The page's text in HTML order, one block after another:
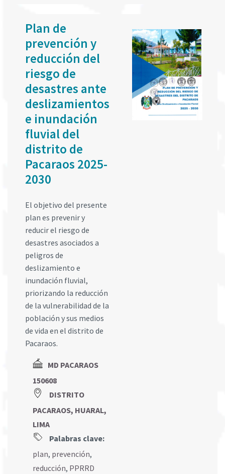
Plan de
prevención y
reducción del
riesgo de
desastres ante
deslizamientos
e inundación
fluvial del
distrito de
Pacaraos 2025-
2030
El objetivo del presente
plan es prevenir y
reducir el riesgo de
desastres asociados a
peligros de
deslizamiento e
inundación fluvial,
priorizando la reducción
de la vulnerabilidad de la
población y sus medios
de vida en el distrito de
Pacaraos.
MD PACARAOS
150608
DISTRITO
PACARAOS, HUARAL,
LIMA
Palabras clave:
plan, prevención,
reducción, PPRRD